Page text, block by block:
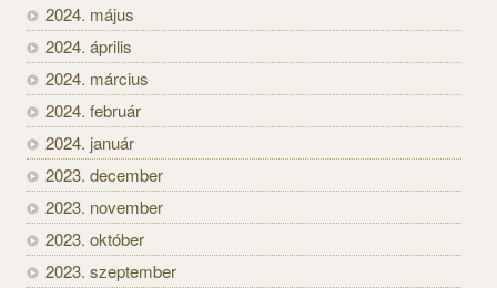
2024. május
2024. április
2024. március
2024. február
2024. január
2023. december
2023. november
2023. október
2023. szeptember